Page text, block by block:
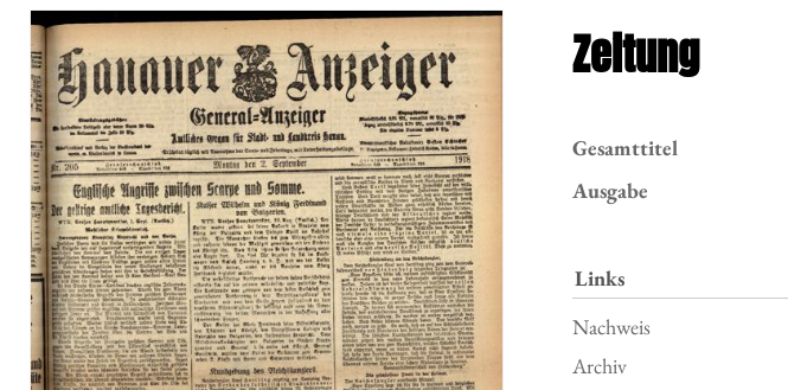
Zeitung
Gesamttitel
Ausgabe
Links
Nachweis
Archiv